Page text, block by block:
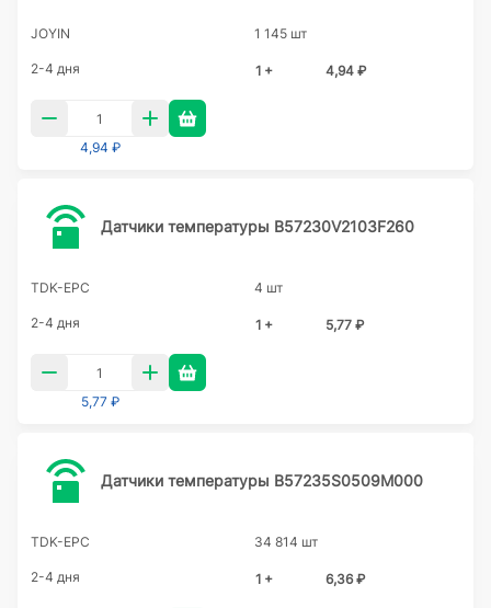
JOYIN 1 145 шт
2-4 дня 1 + 4,94 ₽
4,94 ₽
Датчики температуры B57230V2103F260
TDK-EPC 4 шт
2-4 дня 1 + 5,77 ₽
5,77 ₽
Датчики температуры B57235S0509M000
TDK-EPC 34 814 шт
2-4 дня 1 + 6,36 ₽